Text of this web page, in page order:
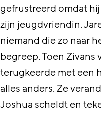
gefrustreerd omdat
zijn jeugdvriendin.
niemand die zo naar
begreep. Toen Zivans
terugkeerde met een
alles anders. Ze
Joshua scheldt en